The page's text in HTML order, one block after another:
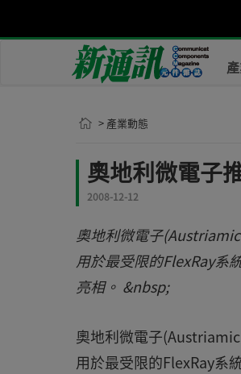
> 產業動態
奧地利微電子
2008-12-12
奧地利微電子
用於最受限的FlexRay系
亮相。 &nbsp;
奧地利微電子
用於最受限的FlexRay系